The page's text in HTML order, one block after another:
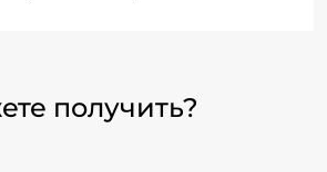
получить?